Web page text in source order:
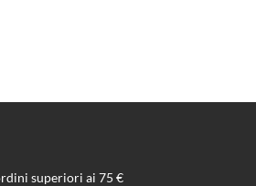
superiori ai 75 €